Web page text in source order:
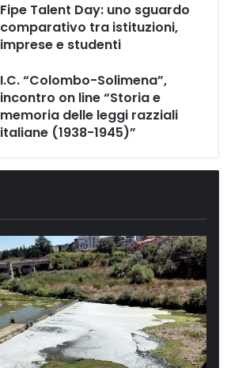
Fipe Talent Day: uno sguardo
comparativo tra istituzioni,
imprese e studenti
I.C. “Colombo-Solimena”,
incontro on line “Storia e
memoria delle leggi razziali
italiane (1938-1945)”